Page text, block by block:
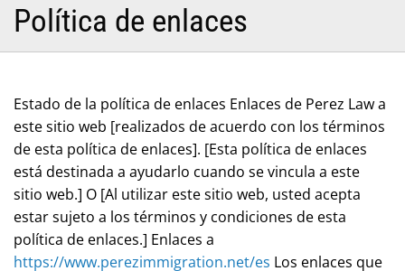
Política de enlaces
Estado de la política de enlaces Enlaces de Perez Lawa
este sitio web [realizados de acuerdo con los términos
de esta política de enlaces]. [Esta política de enlaces
está destinada a ayudarlo cuando se vincula a este
sitio web.] O [Al utilizar este sitio web, usted acepta
estar sujeto a los términos y condiciones de esta
política de enlaces.] Enlaces a
https://www.perezimmigration.net/es Los enlaces que